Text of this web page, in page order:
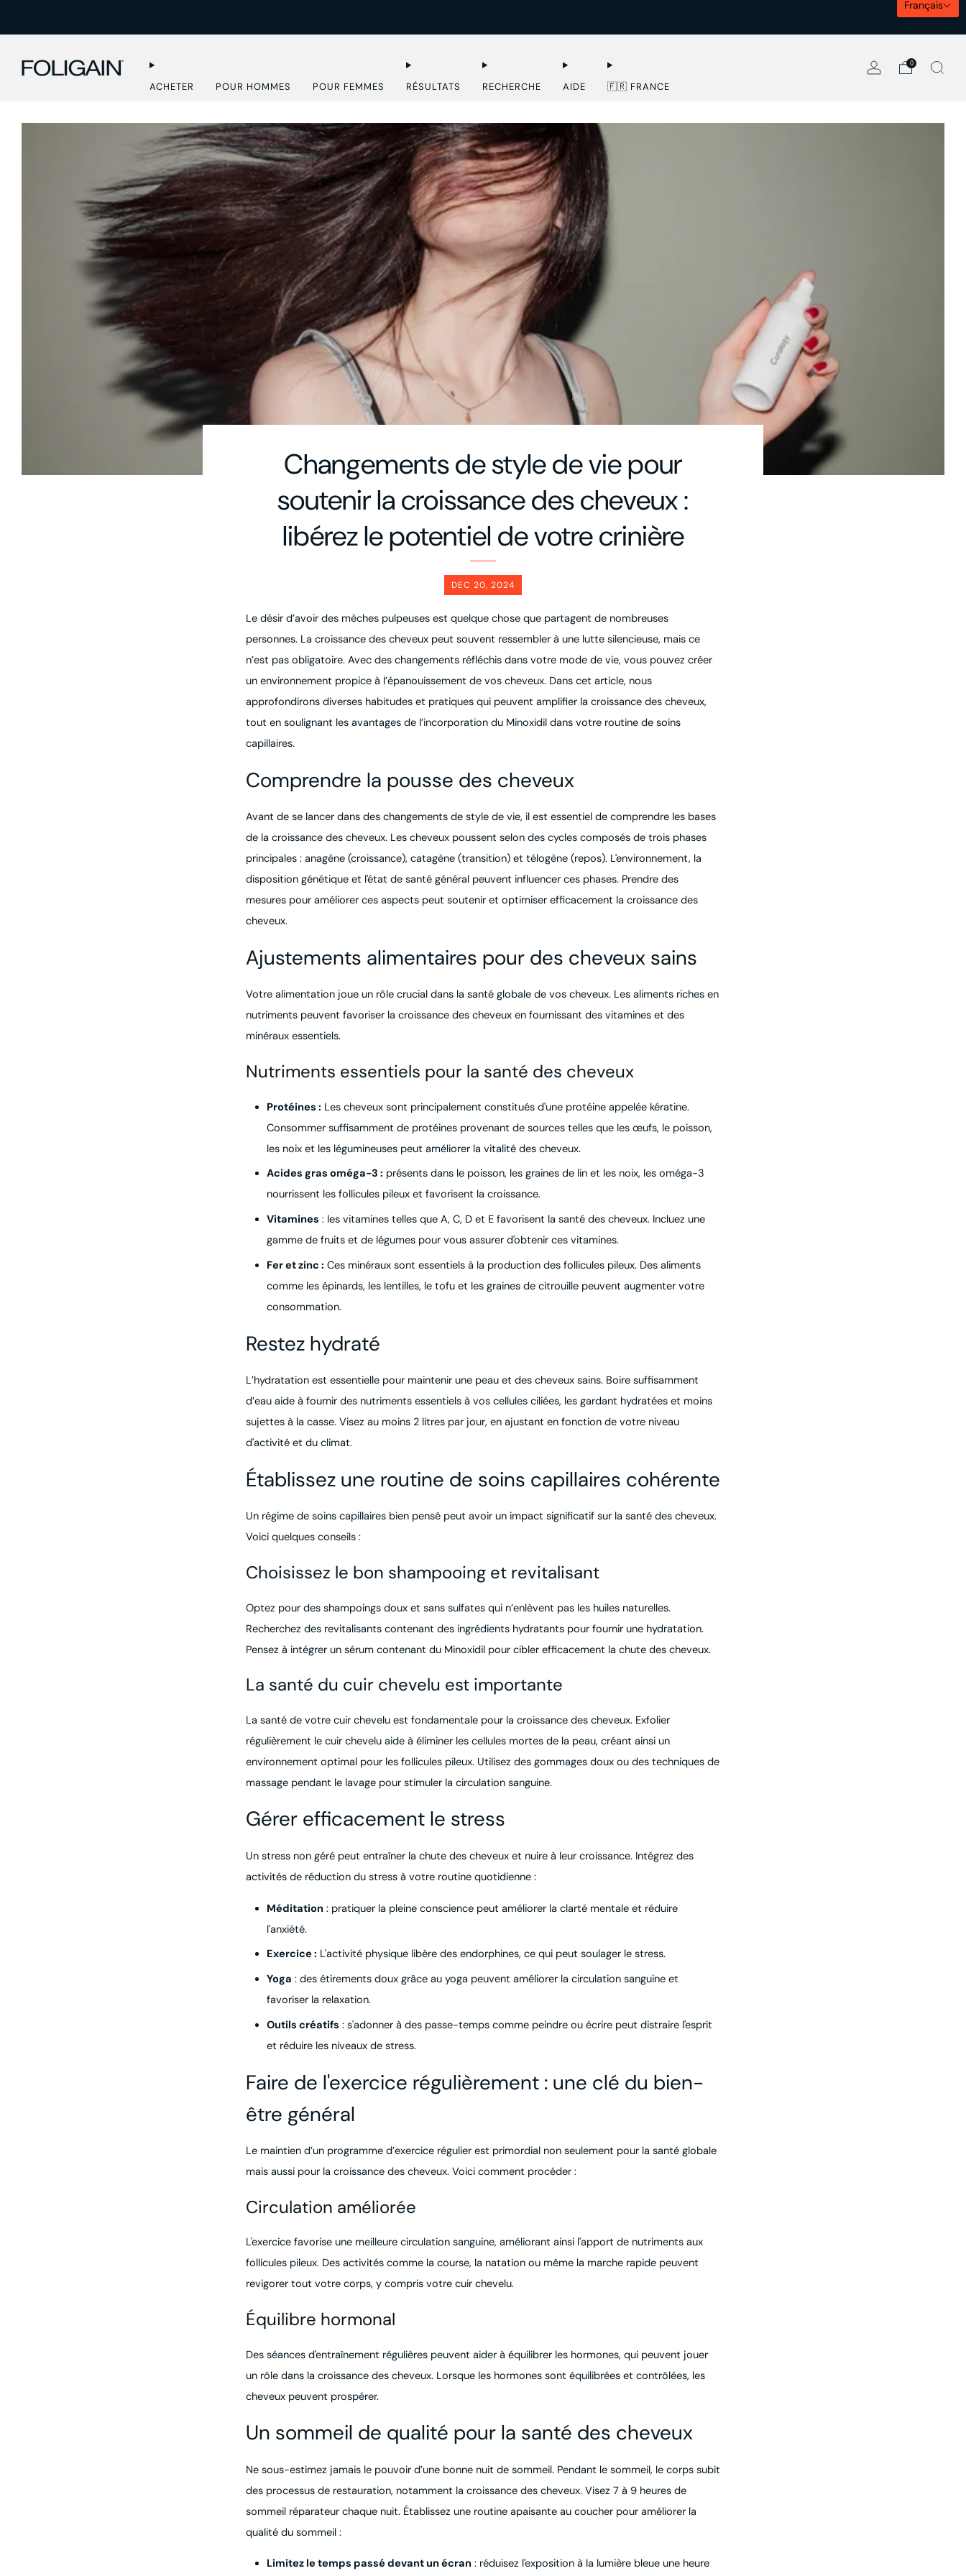
ACHETER POUR HOMMES POUR FEMMES RÉSULTATS RECHERCHE AIDE 🇫🇷 FRANCE
0
Changements de style de vie pour
soutenir la croissance des cheveux :
libérez le potentiel de votre crinière
DEC 20, 2024
Le désir d’avoir des mèches pulpeuses est quelque chose que partagent de nombreuses
personnes. La croissance des cheveux peut souvent ressembler à une lutte silencieuse, mais ce
n’est pas obligatoire. Avec des changements réfléchis dans votre mode de vie, vous pouvez créer
un environnement propice à l’épanouissement de vos cheveux. Dans cet article, nous
approfondirons diverses habitudes et pratiques qui peuvent amplifier la croissance des cheveux,
tout en soulignant les avantages de l’incorporation du Minoxidil dans votre routine de soins
capillaires.
Comprendre la pousse des cheveux
Avant de se lancer dans des changements de style de vie, il est essentiel de comprendre les bases
de la croissance des cheveux. Les cheveux poussent selon des cycles composés de trois phases
principales : anagène (croissance), catagène (transition) et télogène (repos). L'environnement, la
disposition génétique et l'état de santé général peuvent influencer ces phases. Prendre des
mesures pour améliorer ces aspects peut soutenir et optimiser efficacement la croissance des
cheveux.
Ajustements alimentaires pour des cheveux sains
Votre alimentation joue un rôle crucial dans la santé globale de vos cheveux. Les aliments riches en
nutriments peuvent favoriser la croissance des cheveux en fournissant des vitamines et des
minéraux essentiels.
Nutriments essentiels pour la santé des cheveux
Protéines : Les cheveux sont principalement constitués d'une protéine appelée kératine.
Consommer suffisamment de protéines provenant de sources telles que les œufs, le poisson,
les noix et les légumineuses peut améliorer la vitalité des cheveux.
Acides gras oméga-3 : présents dans le poisson, les graines de lin et les noix, les oméga-3
nourrissent les follicules pileux et favorisent la croissance.
Vitamines : les vitamines telles que A, C, D et E favorisent la santé des cheveux. Incluez une
gamme de fruits et de légumes pour vous assurer d'obtenir ces vitamines.
Fer et zinc : Ces minéraux sont essentiels à la production des follicules pileux. Des aliments
comme les épinards, les lentilles, le tofu et les graines de citrouille peuvent augmenter votre
consommation.
Restez hydraté
L’hydratation est essentielle pour maintenir une peau et des cheveux sains. Boire suffisamment
d’eau aide à fournir des nutriments essentiels à vos cellules ciliées, les gardant hydratées et moins
sujettes à la casse. Visez au moins 2 litres par jour, en ajustant en fonction de votre niveau
d'activité et du climat.
Établissez une routine de soins capillaires cohérente
Un régime de soins capillaires bien pensé peut avoir un impact significatif sur la santé des cheveux.
Voici quelques conseils :
Choisissez le bon shampooing et revitalisant
Optez pour des shampoings doux et sans sulfates qui n’enlèvent pas les huiles naturelles.
Recherchez des revitalisants contenant des ingrédients hydratants pour fournir une hydratation.
Pensez à intégrer un sérum contenant du Minoxidil pour cibler efficacement la chute des cheveux.
La santé du cuir chevelu est importante
La santé de votre cuir chevelu est fondamentale pour la croissance des cheveux. Exfolier
régulièrement le cuir chevelu aide à éliminer les cellules mortes de la peau, créant ainsi un
environnement optimal pour les follicules pileux. Utilisez des gommages doux ou des techniques de
massage pendant le lavage pour stimuler la circulation sanguine.
Gérer efficacement le stress
Un stress non géré peut entraîner la chute des cheveux et nuire à leur croissance. Intégrez des
activités de réduction du stress à votre routine quotidienne :
Méditation : pratiquer la pleine conscience peut améliorer la clarté mentale et réduire
l'anxiété.
Exercice : L'activité physique libère des endorphines, ce qui peut soulager le stress.
Yoga : des étirements doux grâce au yoga peuvent améliorer la circulation sanguine et
favoriser la relaxation.
Outils créatifs : s'adonner à des passe-temps comme peindre ou écrire peut distraire l'esprit
et réduire les niveaux de stress.
Faire de l'exercice régulièrement : une clé du bien-
être général
Le maintien d’un programme d’exercice régulier est primordial non seulement pour la santé globale
mais aussi pour la croissance des cheveux. Voici comment procéder :
Circulation améliorée
L'exercice favorise une meilleure circulation sanguine, améliorant ainsi l'apport de nutriments aux
follicules pileux. Des activités comme la course, la natation ou même la marche rapide peuvent
revigorer tout votre corps, y compris votre cuir chevelu.
Équilibre hormonal
Des séances d'entraînement régulières peuvent aider à équilibrer les hormones, qui peuvent jouer
un rôle dans la croissance des cheveux. Lorsque les hormones sont équilibrées et contrôlées, les
cheveux peuvent prospérer.
Un sommeil de qualité pour la santé des cheveux
Ne sous-estimez jamais le pouvoir d’une bonne nuit de sommeil. Pendant le sommeil, le corps subit
des processus de restauration, notamment la croissance des cheveux. Visez 7 à 9 heures de
sommeil réparateur chaque nuit. Établissez une routine apaisante au coucher pour améliorer la
qualité du sommeil :
Limitez le temps passé devant un écran : réduisez l'exposition à la lumière bleue une heure
Français